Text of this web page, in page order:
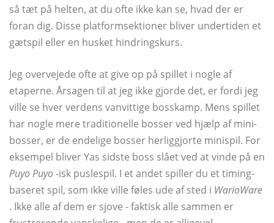
så tæt på helten, at du ofte ikke kan se, hvad der er
foran dig. Disse platformsektioner bliver undertiden et
gætspil eller en husket hindringskurs.
Jeg overvejede ofte at give op på spillet i nogle af
etaperne. Årsagen til at jeg ikke gjorde det, er fordi jeg
ville se hver verdens vanvittige bosskamp. Mens spillet
har nogle mere traditionelle bosser ved hjælp af mini-
bosser, er de endelige bosser herliggjorte minispil. For
eksempel bliver Yas sidste boss slået ved at vinde på en
Puyo Puyo-isk puslespil. I et andet spiller du et timing-
baseret spil, som ikke ville føles ude af sted i WarioWare
. Ikke alle af dem er sjove - faktisk alle sammen er